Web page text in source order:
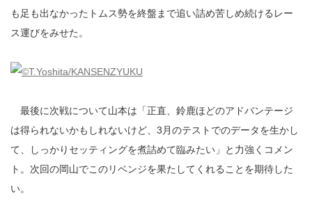
も足も出なかったトムス勢を終盤まで追い詰め苦しめ続けるレー
ス運びをみせた。
最後に次戦について山本は「正直、鈴鹿ほどのアドバンテージ
は得られないかもしれないけど、3月のテストでのデータを生かし
て、しっかりセッティングを煮詰めて臨みたい」と力強くコメン
ト。次回の岡山でこのリベンジを果たしてくれることを期待した
い。